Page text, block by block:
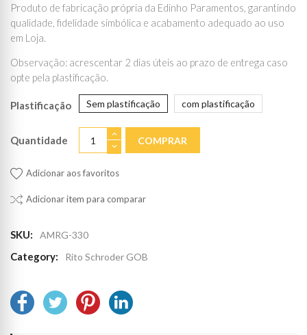
Produto de fabricação própria da Edinho Paramentos, garantindo
qualidade, fidelidade simbólica e acabamento adequado ao uso
em Loja.
Observação: acrescentar 2 dias úteis ao prazo de entrega caso
opte pela plastificação.
Plastificação Sem plastificação com plastificação
Quantidade COMPRAR
Adicionar aos favoritos
Adicionar item para comparar
SKU: AMRG-330
Category: Rito Schroder GOB